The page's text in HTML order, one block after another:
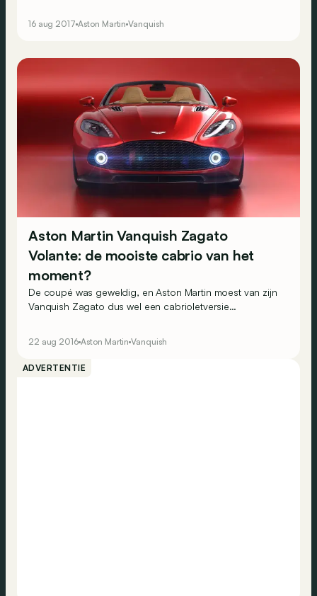
Brake!
16 aug 2017 Aston Martin Vanquish
Aston Martin Vanquish Zagato
Volante: de mooiste cabrio van het
moment?
De coupé was geweldig, en Aston Martin moest van zijn
Vanquish Zagato dus wel een cabrioletversie
22 aug 2016 Aston Martin Vanquish
ADVERTENTIE